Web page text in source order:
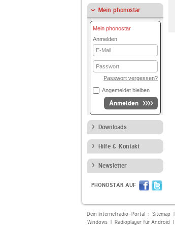
Mein phonostar
Mein phonostar
Anmelden
E-
Mail
Passwort
Passwort vergessen?
Angemeldet bleiben
Anmelden
Downloads
Hilfe & Kontakt
Newsletter
PHONOSTAR AUF
t3n Arbeit in Progress
Dein Internetradio-Portal : Sitemap|
Windows| Radioplayer für Android|